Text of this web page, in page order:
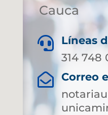
Cauca

Líneas
314 748

Correo